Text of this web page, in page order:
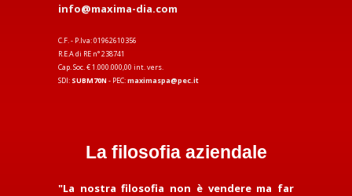
info@maxima-dia.com
C.F. - P.Iva: 01962610356
R.E.A di RE n° 238741
Cap. Soc. € 1.000.000,00 int. vers.
SDI: SUBM70N - PEC:maximaspa@pec.it
La filosofia aziendale
"La nostra filosofia non è vendere ma far